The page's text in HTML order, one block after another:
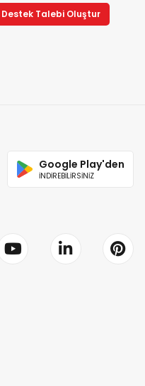
Destek Talebi Oluştur
Google Play'den
İNDİREBİLİRSİNİZ